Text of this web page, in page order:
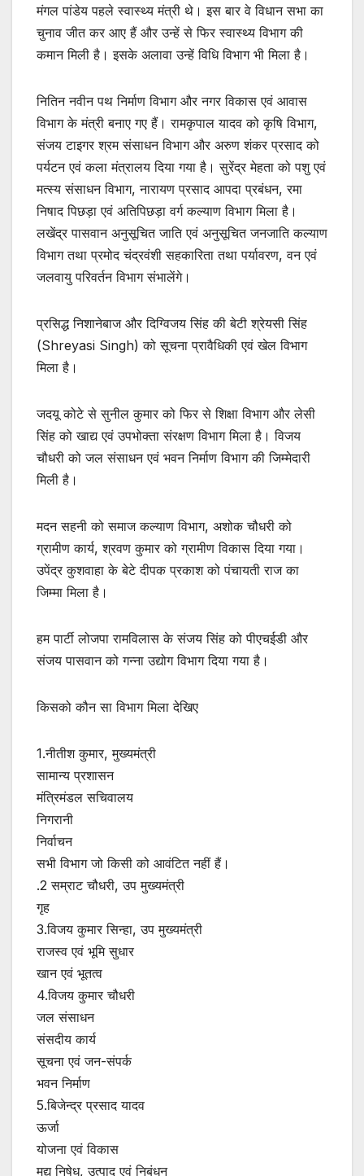
मंगल पांडेय पहले स्वास्थ्य मंत्री थे। इस बार वे विधान सभा का
चुनाव जीत कर आए हैं और उन्हें से फिर स्‍वास्‍थ्‍य विभाग की
कमान मिली है। इसके अलावा उन्‍हें विधि व‍िभाग भी मिला है।
निति‍न नवीन पथ निर्माण विभाग और नगर विकास एवं आवास
विभाग के मंत्री बनाए गए हैं। रामकृपाल यादव को कृषि विभाग,
संजय टाइगर श्रम संसाधन विभाग और अरुण शंकर प्रसाद को
पर्यटन एवं कला मंत्रालय दिया गया है। सुरेंद्र मेहता को पशु एवं
मत्‍स्‍य संसाधन विभाग, नारायण प्रसाद आपदा प्रबंधन, रमा
निषाद पिछड़ा एवं अतिपिछड़ा वर्ग कल्‍याण विभाग मिला है।
लखेंद्र पासवान अनुसूचित जाति‍ एवं अनुसूचित जनजात‍ि कल्‍याण
विभाग तथा प्रमोद चंद्रवंशी सहकारिता तथा पर्यावरण, वन एवं
जलवायु परिवर्तन विभाग संभालेंगे।
प्रसिद्ध निशानेबाज और दिग्विजय सिंह की बेटी श्रेयसी सिंह
(Shreyasi Singh) को सूचना प्रावैधिकी एवं खेल विभाग
मिला है।
जदयू कोटे से सुनील कुमार को फिर से शिक्षा विभाग और लेसी
सिंह को खाद्य एवं उपभोक्‍ता संरक्षण विभाग मिला है। विजय
चौधरी को जल संसाधन एवं भवन निर्माण विभाग की जिम्‍मेदारी
मिली है।
मदन सहनी को समाज कल्‍याण विभाग, अशोक चौधरी को
ग्रामीण कार्य, श्रवण कुमार को ग्रामीण विकास दिया गया।
उपेंद्र कुशवाहा के बेटे दीपक प्रकाश को पंचायती राज का
जिम्‍मा मिला है।
हम पार्टी लोजपा रामविलास के संजय सिंह को पीएचईडी और
संजय पासवान को गन्‍ना उद्योग विभाग दिया गया है।
किसको कौन सा विभाग मिला देखिए
1.नीतीश कुमार, मुख्यमंत्री
सामान्य प्रशासन
मंत्रिमंडल सचिवालय
निगरानी
निर्वाचन
सभी विभाग जो किसी को आवंटित नहीं हैं।
.2 सम्राट चौधरी, उप मुख्यमंत्री
गृह
3.विजय कुमार सिन्हा, उप मुख्यमंत्री
राजस्व एवं भूमि सुधार
खान एवं भूतत्व
4.विजय कुमार चौधरी
जल संसाधन
संसदीय कार्य
सूचना एवं जन-संपर्क
भवन निर्माण
5.बिजेन्द्र प्रसाद यादव
ऊर्जा
योजना एवं विकास
मद्य निषेध, उत्पाद एवं निबंधन